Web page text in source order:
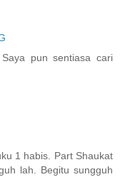
pun sentiasa cari
1 habis. Part Shaukat
lah. Begitu sungguh